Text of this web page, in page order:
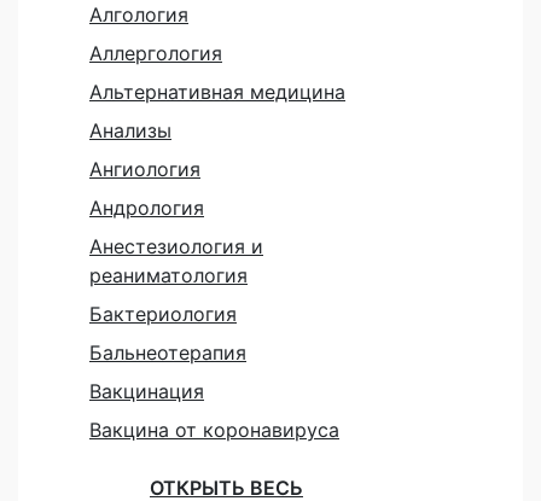
Алгология
Аллергология
Альтернативная медицина
Анализы
Ангиология
Андрология
Анестезиология и
реаниматология
Бактериология
Бальнеотерапия
Вакцинация
Вакцина от коронавируса
ОТКРЫТЬ ВЕСЬ